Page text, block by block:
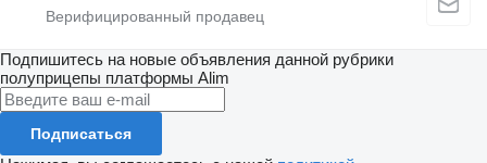
Подпишитесь на новые объявления данной рубрики
полуприцепы платформы Alim
Подписаться